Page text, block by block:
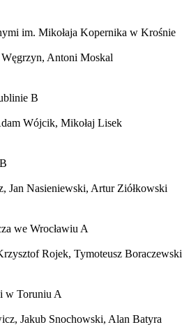
im. Mikołaja Kopernika w Krośnie
Antoni Moskal
B
Wójcik, Mikołaj Lisek
B
Jan Nasieniewski, Artur Ziółkowski
we Wrocławiu A
Rojek, Tymoteusz Boraczewski
w Toruniu A
Jakub Snochowski, Alan Batyra